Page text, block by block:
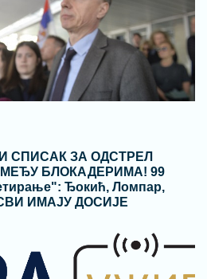
СПИСАК ЗА ОДСТРЕЛ
БЛОКАДЕРИМА! 99
Ђокић, Ломпар,
ИМАЈУ ДОСИЈЕ